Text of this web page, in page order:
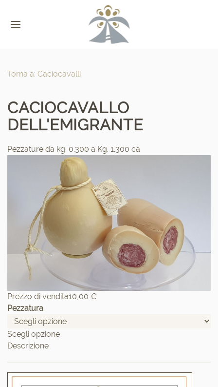
Torna a: Caciocavalli
CACIOCAVALLO
DELL'EMIGRANTE
Pezzature da kg. 0.300 a Kg. 1.300 ca
Prezzo di vendita10,00 €
Pezzatura
Scegli opzione
Descrizione